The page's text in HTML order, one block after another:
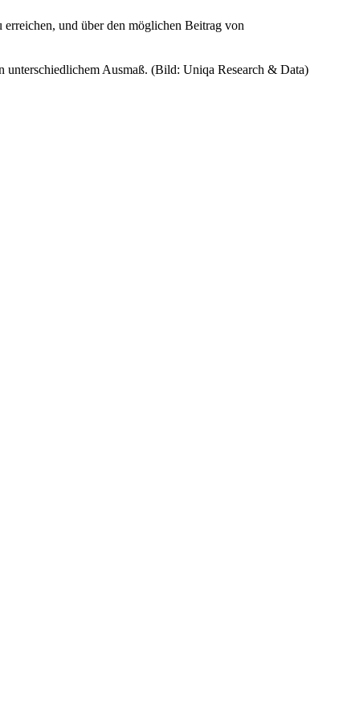
und über den möglichen Beitrag von
unterschiedlichem Ausmaß. (Bild: Uniqa Research & Data)